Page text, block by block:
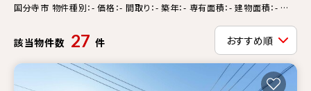
国分寺市 物件種別：- 価格：- 間取り：- 築年：- 専有面積：- 建物面積：- 土
該当物件数 27 件